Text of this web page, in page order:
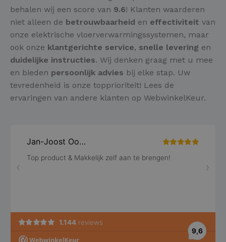
behalen wij een score van 9.6! Klanten waarderen
niet alleen de betrouwbaarheid en effectiviteit van
onze elektrische vloerverwarmingssystemen, maar
ook onze klantgerichte service, snelle levering en
duidelijke instructies. Wij denken graag met u mee
en bieden persoonlijk advies bij elke stap. Uw
tevredenheid is onze topprioriteit! Lees de
ervaringen van andere klanten op WebwinkelKeur.